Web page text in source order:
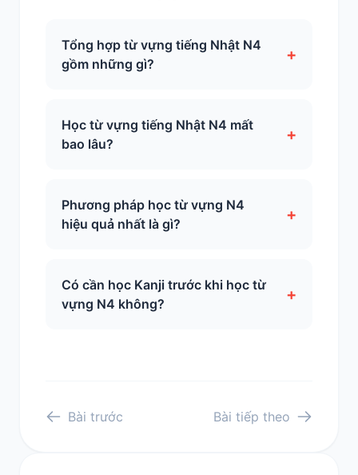
Tổng hợp từ vựng tiếng Nhật N4
gồm những gì?
+
Học từ vựng tiếng Nhật N4 mất
bao lâu?
+
Phương pháp học từ vựng N4
hiệu quả nhất là gì?
+
Có cần học Kanji trước khi học từ
vựng N4 không?
+
Bài trước Bài tiếp theo